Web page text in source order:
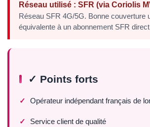
Réseau utilisé : SFR (via Coriolis
Réseau SFR 4G/5G. Bonne couverture
équivalente à un abonnement SFR
✓ Points forts
Opérateur indépendant français de
Service client de qualité